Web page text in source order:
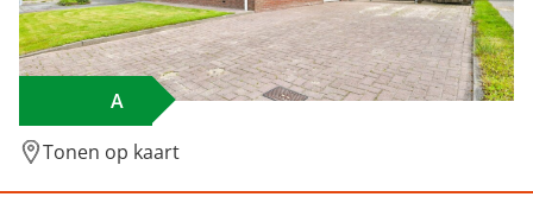
A
Tonen op kaart